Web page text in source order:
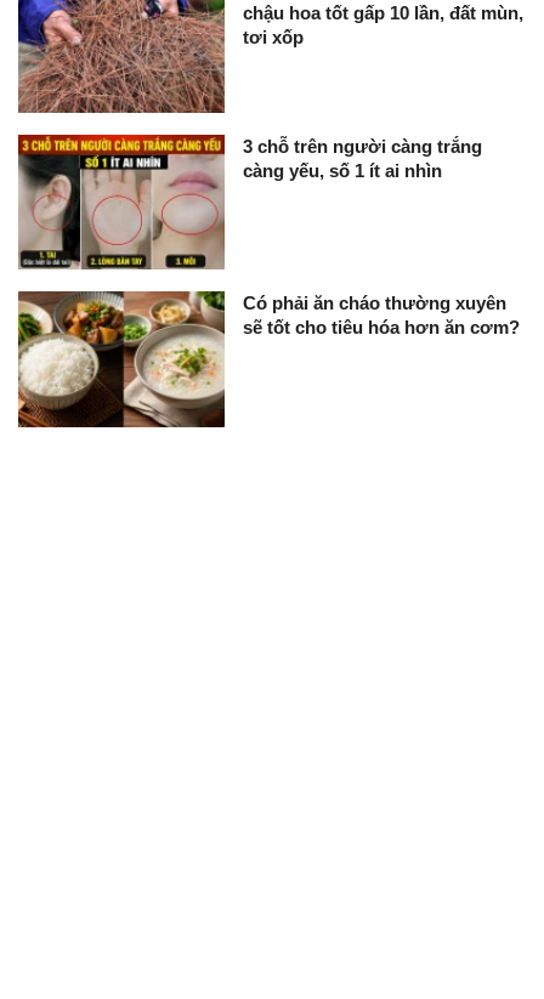
chậu hoa tốt gấp 10 lần, đất mùn,
tơi xốp
3 chỗ trên người càng trắng
càng yếu, số 1 ít ai nhìn
Có phải ăn cháo thường xuyên
sẽ tốt cho tiêu hóa hơn ăn cơm?